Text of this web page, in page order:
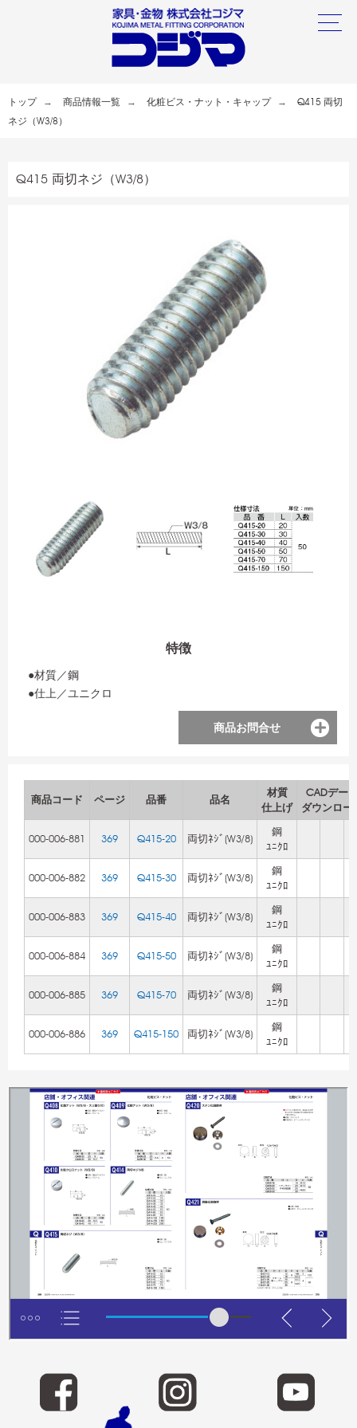
トップ 商品情報一覧 化粧ビス・ナット・キャップ
Q415 両切
ネジ（W3/8）
Q415 両切ネジ（W3/8）
特徴
●材質／鋼
●仕上／ユニクロ
商品お問合せ
商品コード ページ 品番 品名
材質
仕上げ
CADデー
ダウンロー
000-006-881 369 Q415-20 両切ﾈｼﾞ(W3/8)
鋼
ﾕﾆｸﾛ
000-006-882 369 Q415-30 両切ﾈｼﾞ(W3/8)
鋼
ﾕﾆｸﾛ
000-006-883 369 Q415-40 両切ﾈｼﾞ(W3/8)
鋼
ﾕﾆｸﾛ
000-006-884 369 Q415-50 両切ﾈｼﾞ(W3/8)
鋼
ﾕﾆｸﾛ
000-006-885 369 Q415-70 両切ﾈｼﾞ(W3/8)
鋼
ﾕﾆｸﾛ
000-006-886 369 Q415-150 両切ﾈｼﾞ(W3/8)
鋼
ﾕﾆｸﾛ